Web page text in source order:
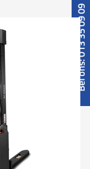
Bel ons: 013 35 09 09